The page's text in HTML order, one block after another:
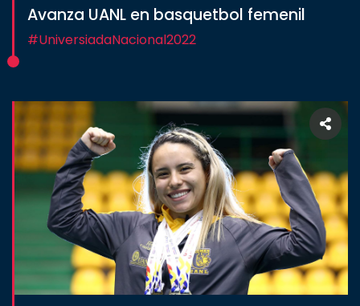
Avanza UANL en basquetbol femenil
#UniversiadaNacional2022